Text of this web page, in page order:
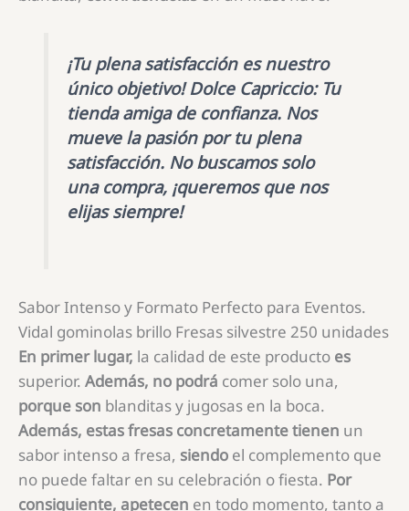
¡Tu plena satisfacción es nuestro
único objetivo! Dolce Capriccio: Tu
tienda amiga de confianza. Nos
mueve la pasión por tu plena
satisfacción. No buscamos solo
una compra, ¡queremos que nos
elijas siempre!
Sabor Intenso y Formato Perfecto para Eventos.
Vidal gominolas brillo Fresas silvestre 250 unidades
En primer lugar, la calidad de este producto es
superior. Además, no podrá comer solo una,
porque son blanditas y jugosas en la boca.
Además, estas fresas concretamentetienen un
sabor intenso a fresa, siendo el complemento que
no puede faltar en su celebración o fiesta. Por
consiguiente, apetecen en todo momento, tanto a